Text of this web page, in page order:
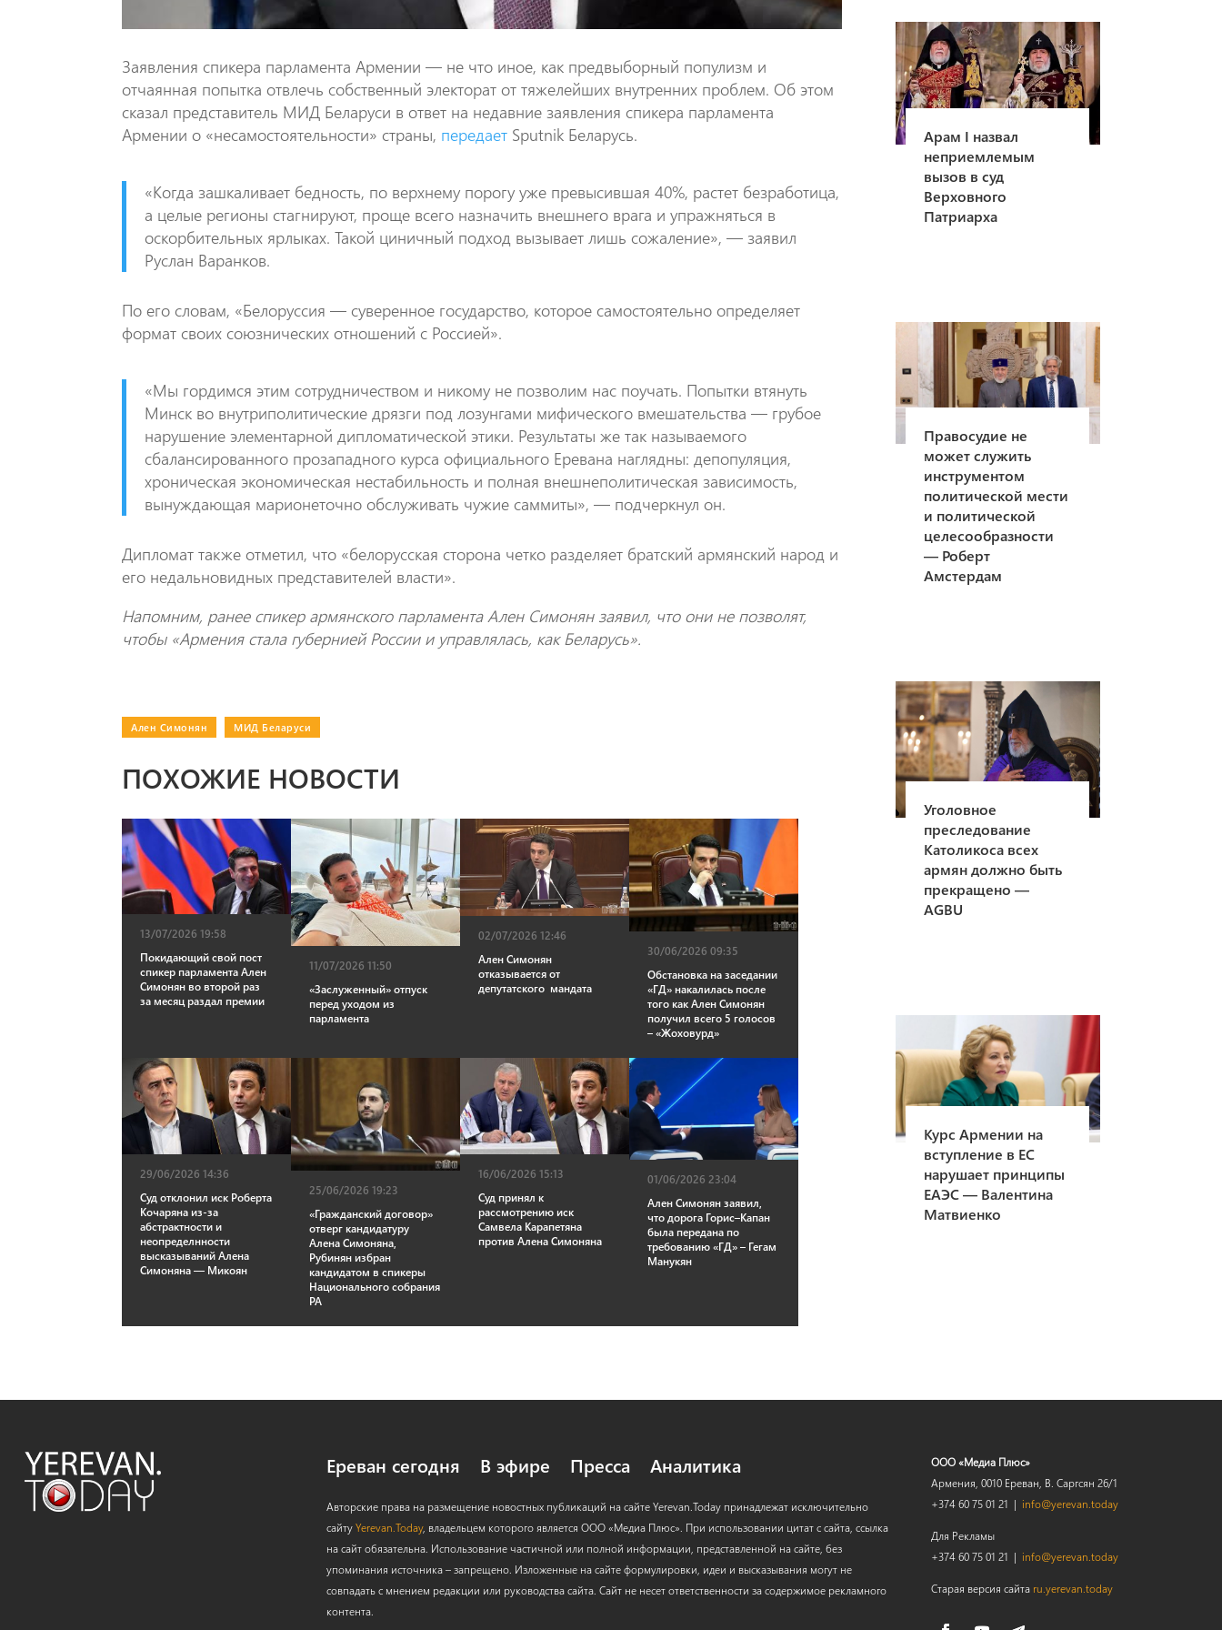
Заявления спикера парламента Армении — не что иное, как предвыборный популизм и
отчаянная попытка отвлечь собственный электорат от тяжелейших внутренних проблем. Об этом
сказал представитель МИД Беларуси в ответ на недавние заявления спикера парламента
Армении о «несамостоятельности» страны, передает Sputnik Беларусь.
«Когда зашкаливает бедность, по верхнему порогу уже превысившая 40%, растет безработица,
а целые регионы стагнируют, проще всего назначить внешнего врага и упражняться в
оскорбительных ярлыках. Такой циничный подход вызывает лишь сожаление», — заявил
Руслан Варанков.
По его словам, «Белоруссия — суверенное государство, которое самостоятельно определяет
формат своих союзнических отношений с Россией».
«Мы гордимся этим сотрудничеством и никому не позволим нас поучать. Попытки втянуть
Минск во внутриполитические дрязги под лозунгами мифического вмешательства — грубое
нарушение элементарной дипломатической этики. Результаты же так называемого
сбалансированного прозападного курса официального Еревана наглядны: депопуляция,
хроническая экономическая нестабильность и полная внешнеполитическая зависимость,
вынуждающая марионеточно обслуживать чужие саммиты», — подчеркнул он.
Дипломат также отметил, что «белорусская сторона четко разделяет братский армянский народ и
его недальновидных представителей власти».
Напомним, ранее спикер армянского парламента Ален Симонян заявил, что они не позволят,
чтобы «Армения стала губернией России и управлялась, как Беларусь».
Ален Симонян МИД Беларуси
ПОХОЖИЕ НОВОСТИ
13/07/2026 19:58
Покидающий свой пост
спикер парламента Ален
Симонян во второй раз
за месяц раздал премии
11/07/2026 11:50
«Заслуженный» отпуск
перед уходом из
парламента
02/07/2026 12:46
Ален Симонян
отказывается от
депутатского мандата
30/06/2026 09:35
Обстановка на заседании
«ГД» накалилась после
того как Ален Симонян
получил всего 5 голосов
– «Жоховурд»
29/06/2026 14:36
Суд отклонил иск Роберта
Кочаряна из-за
абстрактности и
неопределнности
высказываний Алена
Симоняна — Микоян
25/06/2026 19:23
«Гражданский договор»
отверг кандидатуру
Алена Симоняна,
Рубинян избран
кандидатом в спикеры
Национального собрания
РА
16/06/2026 15:13
Суд принял к
рассмотрению иск
Самвела Карапетяна
против Алена Симоняна
01/06/2026 23:04
Ален Симонян заявил,
что дорога Горис–Капан
была передана по
требованию «ГД» – Гегам
Манукян
Арам I назвал
неприемлемым
вызов в суд
Верховного
Патриарха
Правосудие не
может служить
инструментом
политической мести
и политической
целесообразности
— Роберт
Амстердам
Уголовное
преследование
Католикоса всех
армян должно быть
прекращено —
AGBU
Курс Армении на
вступление в ЕС
нарушает принципы
ЕАЭС — Валентина
Матвиенко
Ереван сегодня В эфире Пресса Аналитика
Авторские права на размещение новостных публикаций на сайте Yerevan.Today принадлежат исключительно
сайтуYerevan.Today, владельцем которого является ООО «Медиа Плюс». При использовании цитат с сайта, ссылка
на сайт обязательна. Использование частичной или полной информации, представленной на сайте, без
упоминания источника – запрещено. Изложенные на сайте формулировки, идеи и высказывания могут не
совпадать с мнением редакции или руководства сайта. Сайт не несет ответственности за содержимое рекламного
контента.
ООО «Медиа Плюс»
Армения, 0010 Ереван, В. Саргсян 26/1
+374 60 75 01 21 | info@yerevan.today
Для Рекламы
+374 60 75 01 21 | info@yerevan.today
Старая версия сайта ru.yerevan.today